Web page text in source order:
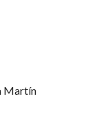
Martín